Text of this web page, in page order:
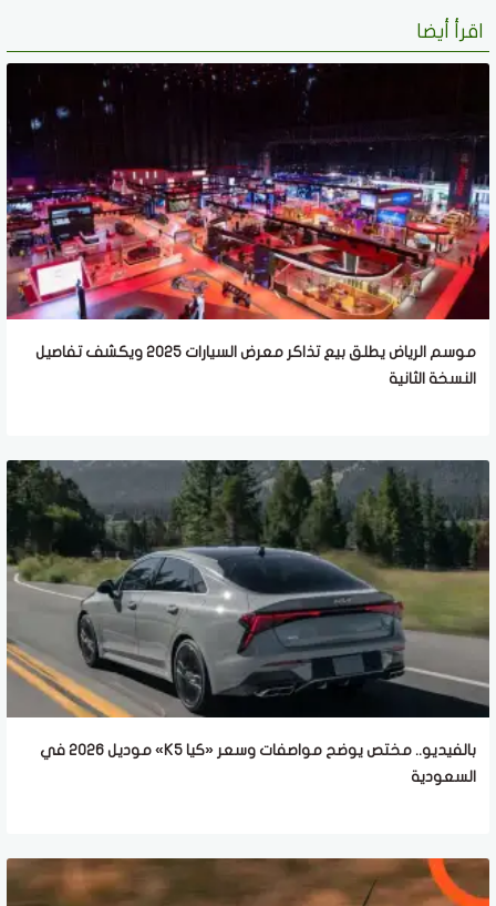
اقرأ أيضا
موسم الرياض يطلق بيع تذاكر معرض السيارات 2025 ويكشف تفاصيل
النسخة الثانية
بالفيديو.. مختص يوضح مواصفات وسعر «كيا K5» موديل 2026 في
السعودية